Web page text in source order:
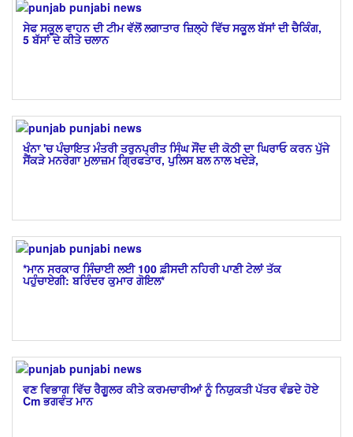
ਸੇਫ ਸਕੂਲ ਵਾਹਨ ਦੀ ਟੀਮ ਵੱਲੋਂ ਲਗਾਤਾਰ ਜ਼ਿਲ੍ਹੇ ਵਿੱਚ ਸਕੂਲ ਬੱਸਾਂ ਦੀ ਚੈਕਿੰਗ,
5 ਬੱਸਾਂ ਦੇ ਕੀਤੇ ਚਲਾਨ
ਖੰਨਾ 'ਚ ਪੰਚਾਇਤ ਮੰਤਰੀ ਤਰੁਨਪ੍ਰੀਤ ਸਿੰਘ ਸੌਂਦ ਦੀ ਕੋਠੀ ਦਾ ਘਿਰਾਓ ਕਰਨ ਪੁੱਜੇ
ਸੈਂਕੜੇ ਮਨਰੇਗਾ ਮੁਲਾਜ਼ਮ ਗ੍ਰਿਫਤਾਰ, ਪੁਲਿਸ ਬਲ ਨਾਲ ਖਦੇੜੇ,
*ਮਾਨ ਸਰਕਾਰ ਸਿੰਚਾਈ ਲਈ 100 ਫ਼ੀਸਦੀ ਨਹਿਰੀ ਪਾਣੀ ਟੇਲਾਂ ਤੱਕ
ਪਹੁੰਚਾਏਗੀ: ਬਰਿੰਦਰ ਕੁਮਾਰ ਗੋਇਲ*
ਵਣ ਵਿਭਾਗ ਵਿੱਚ ਰੈਗੂਲਰ ਕੀਤੇ ਕਰਮਚਾਰੀਆਂ ਨੂੰ ਨਿਯੁਕਤੀ ਪੱਤਰ ਵੰਡਦੇ ਹੋਏ
Cm ਭਗਵੰਤ ਮਾਨ